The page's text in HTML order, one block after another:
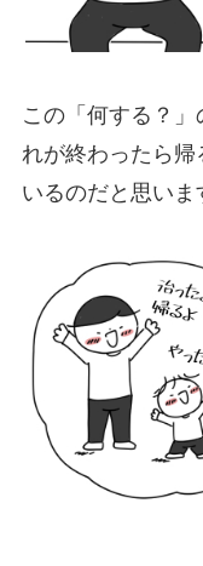
この「何する？
れが終わったら帰
いるのだと思いま